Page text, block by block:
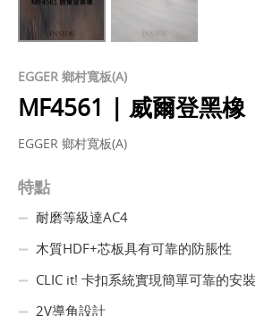
EGGER 鄉村寬板(A)
MF4561 | 威爾登黑橡
EGGER 鄉村寬板(A)
特點
耐磨等級達AC4
木質HDF+芯板具有可靠的防脹性
CLIC it! 卡扣系統實現簡單可靠的安裝
2V導角設計